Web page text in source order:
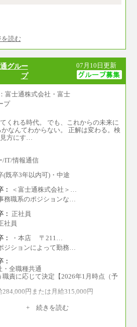
のコースにおいて、退職金前払給：
中も給与に変更はございません
ース＜オープン採用（全国型）＞
月給35.3万円、四年制大学卒 月給3
ス＜オープン採用（地域型）＞
ス
円を含む
中も給与に変更はございません
慮し、当社規定に従って決定いたしま
読む
グルー
プ
07月10日更新
くれる時代。 でも、これからの未来に
なんてわからない。 正解は変わる。検
方にす…
/IT/情報通信
(既卒3年以内可)・中途
：
＜富士通株式会社＞…
務職系のポジションな…
： 正社員
社員
：
・本店 〒211…
ジションによって勤務…
：
・全職種共通
に応じて決定【2026年1月時点（予
円または月給315,000円
早期から、自律的な業務遂行が求
+ 続きを読む